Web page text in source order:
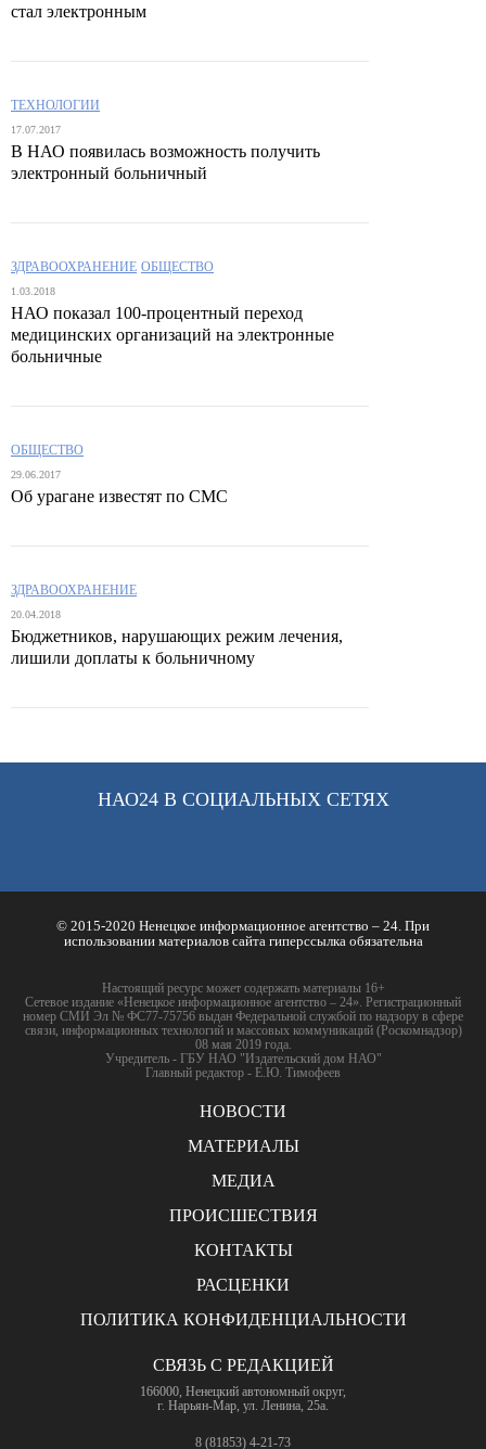
стал электронным
ТЕХНОЛОГИИ
17.07.2017
В НАО появилась возможность получить
электронный больничный
ЗДРАВООХРАНЕНИЕ ОБЩЕСТВО
1.03.2018
НАО показал 100-процентный переход
медицинских организаций на электронные
больничные
ОБЩЕСТВО
29.06.2017
Об урагане известят по СМС
ЗДРАВООХРАНЕНИЕ
20.04.2018
Бюджетников, нарушающих режим лечения,
лишили доплаты к больничному
НАО24 В СОЦИАЛЬНЫХ СЕТЯХ
© 2015-2020 Ненецкое информационное агентство – 24. При
использовании материалов сайта гиперссылка обязательна
Настоящий ресурс может содержать материалы 16+
Сетевое издание «Ненецкое информационное агентство – 24». Регистрационный
номер СМИ Эл № ФС77-75756 выдан Федеральной службой по надзору в сфере
связи, информационных технологий и массовых коммуникаций (Роскомнадзор)
08 мая 2019 года.
Учредитель - ГБУ НАО "Издательский дом НАО"
Главный редактор - Е.Ю. Тимофеев
НОВОСТИ
МАТЕРИАЛЫ
МЕДИА
ПРОИСШЕСТВИЯ
КОНТАКТЫ
РАСЦЕНКИ
ПОЛИТИКА КОНФИДЕНЦИАЛЬНОСТИ
СВЯЗЬ С РЕДАКЦИЕЙ
166000, Ненецкий автономный округ,
г. Нарьян-Мар, ул. Ленина, 25а.
8 (81853) 4-21-73